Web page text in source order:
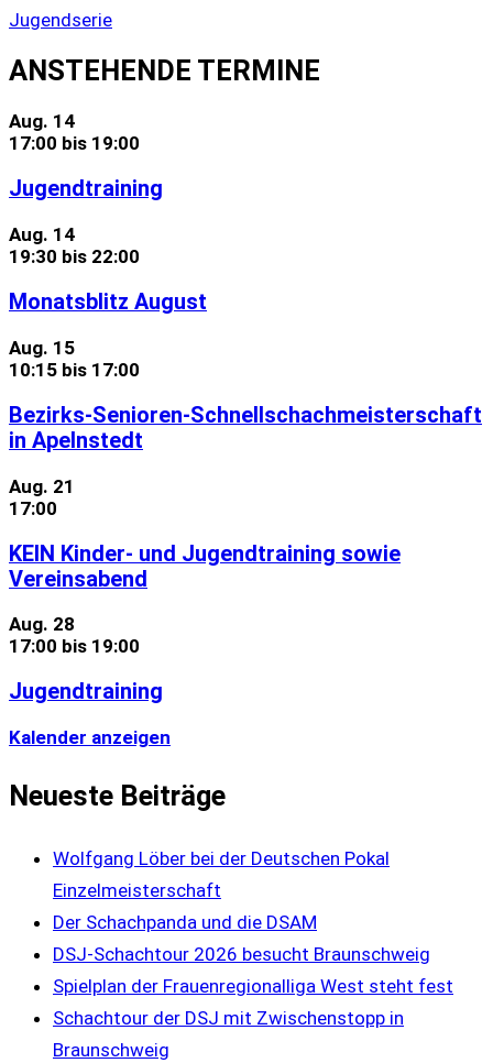
Jugendserie
ANSTEHENDE TERMINE
Aug. 14
17:00 bis 19:00
Jugendtraining
Aug. 14
19:30 bis 22:00
Monatsblitz August
Aug. 15
10:15 bis 17:00
Bezirks-Senioren-Schnellschachmeisterschaft
in Apelnstedt
Aug. 21
17:00
KEIN Kinder- und Jugendtraining sowie
Vereinsabend
Aug. 28
17:00 bis 19:00
Jugendtraining
Kalender anzeigen
Neueste Beiträge
Wolfgang Löber bei der Deutschen Pokal
Einzelmeisterschaft
Der Schachpanda und die DSAM
DSJ-Schachtour 2026 besucht Braunschweig
Spielplan der Frauenregionalliga West steht fest
Schachtour der DSJ mit Zwischenstopp in
Braunschweig